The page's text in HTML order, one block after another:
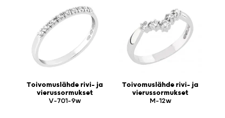
Toivomuslähde rivi- ja
vierussormukset
V-701-9w
Toivomuslähde rivi- ja
vierussormukset
M-12w